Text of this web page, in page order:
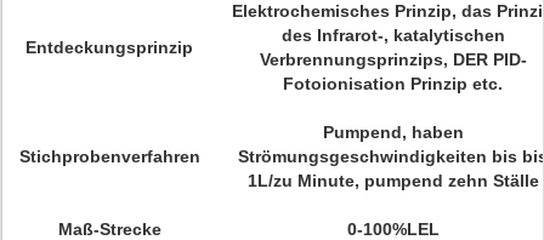
Entdeckungsprinzip
Elektrochemisches Prinzip, das
des Infrarot-, katalytischen
Verbrennungsprinzips, DER PID-
Fotoionisation Prinzip etc.
Stichprobenverfahren
Pumpend, haben
Strömungsgeschwindigkeiten bis
1L/zu Minute, pumpend zehn Ställe
Maß-Strecke 0-100%LEL